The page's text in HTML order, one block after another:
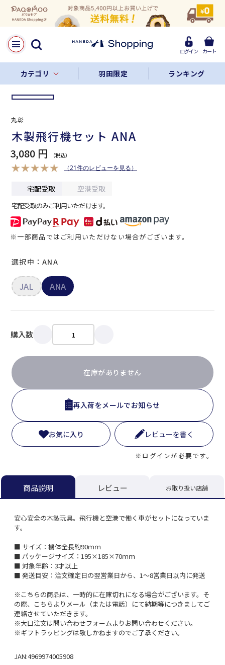
ログイン カート
カテゴリ 羽田限定 ランキング
Facebook
リンクをコピー
木製飛行機セット ANA
3,080 円
（21件のレビューを見る）
宅配受取 空港受取
宅配受取のみご利用いただけます。
※一部商品ではご利用いただけない場合がございます。
JAL ANA
選択中：ANA
購入数
在庫がありません
お気に入り レビューを書く
※ログインが必要です。
再入荷をメールでお知らせ
丸彰
商品説明 レビュー お取り扱い店舗
安心安全の木製玩具。飛行機と空港で働く車がセットになっていま
す。
■ サイズ：機体全長約90ｍｍ
■ パッケージサイズ：195×185×70ｍｍ
■ 対象年齢：3才以上
■ 発送目安：注文確定日の翌営業日から、1～8営業日以内に発送
※こちらの商品は、一時的に在庫切れになる場合がございます。そ
の際、こちらよりメール（または電話）にて納期等につきましてご
連絡させていただきます。
※大口注文は問い合わせフォームよりお問い合わせください。
※ギフトラッピングは致しかねますのでご了承ください。
JAN:4969974005908